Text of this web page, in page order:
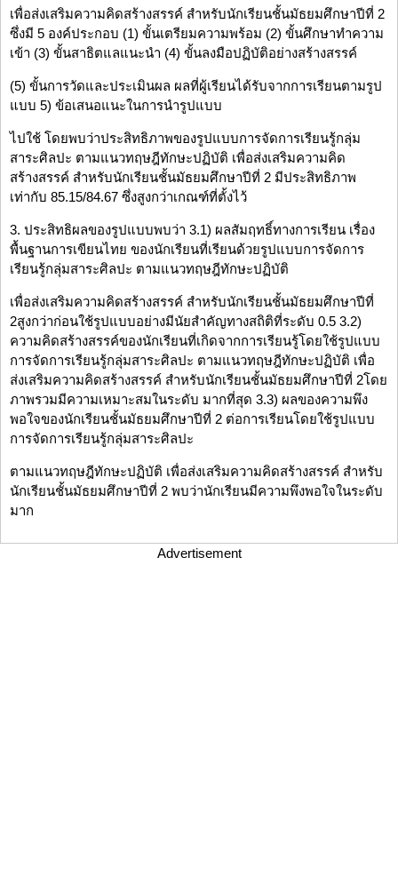
เพื่อส่งเสริมความคิดสร้างสรรค์ สำหรับนักเรียนชั้นมัธยมศึกษาปีที่ 2
ซึ่งมี 5 องค์ประกอบ (1) ขั้นเตรียมความพร้อม (2) ขั้นศึกษาทำความ
เข้า (3) ขั้นสาธิตแลแนะนำ (4) ขั้นลงมือปฏิบัติอย่างสร้างสรรค์
(5) ขั้นการวัดและประเมินผล ผลที่ผู้เรียนได้รับจากการเรียนตามรูป
แบบ 5) ข้อเสนอแนะในการนำรูปแบบ
ไปใช้ โดยพบว่าประสิทธิภาพของรูปแบบการจัดการเรียนรู้กลุ่ม
สาระศิลปะ ตามแนวทฤษฎีทักษะปฏิบัติ เพื่อส่งเสริมความคิด
สร้างสรรค์ สำหรับนักเรียนชั้นมัธยมศึกษาปีที่ 2 มีประสิทธิภาพ
เท่ากับ 85.15/84.67 ซึ่งสูงกว่าเกณฑ์ที่ตั้งไว้
3. ประสิทธิผลของรูปแบบพบว่า 3.1) ผลสัมฤทธิ์ทางการเรียน เรื่อง
พื้นฐานการเขียนไทย ของนักเรียนที่เรียนด้วยรูปแบบการจัดการ
เรียนรู้กลุ่มสาระศิลปะ ตามแนวทฤษฎีทักษะปฏิบัติ
เพื่อส่งเสริมความคิดสร้างสรรค์ สำหรับนักเรียนชั้นมัธยมศึกษาปีที่
2สูงกว่าก่อนใช้รูปแบบอย่างมีนัยสำคัญทางสถิติที่ระดับ 0.5 3.2)
ความคิดสร้างสรรค์ของนักเรียนที่เกิดจากการเรียนรู้โดยใช้รูปแบบ
การจัดการเรียนรู้กลุ่มสาระศิลปะ ตามแนวทฤษฎีทักษะปฏิบัติ เพื่อ
ส่งเสริมความคิดสร้างสรรค์ สำหรับนักเรียนชั้นมัธยมศึกษาปีที่ 2โดย
ภาพรวมมีความเหมาะสมในระดับ มากที่สุด 3.3) ผลของความพึง
พอใจของนักเรียนชั้นมัธยมศึกษาปีที่ 2 ต่อการเรียนโดยใช้รูปแบบ
การจัดการเรียนรู้กลุ่มสาระศิลปะ
ตามแนวทฤษฎีทักษะปฏิบัติ เพื่อส่งเสริมความคิดสร้างสรรค์ สำหรับ
นักเรียนชั้นมัธยมศึกษาปีที่ 2 พบว่านักเรียนมีความพึงพอใจในระดับ
มาก
Advertisement